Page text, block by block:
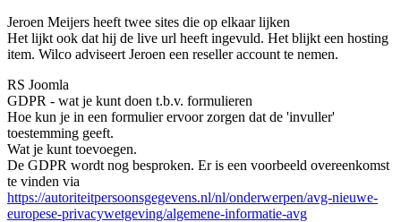
Jeroen Meijers heeft twee sites die op elkaar lijken
Het lijkt ook dat hij de live url heeft ingevuld. Het blijkt een hosting
item. Wilco adviseert Jeroen een reseller account te nemen.
RS Joomla
GDPR - wat je kunt doen t.b.v. formulieren
Hoe kun je in een formulier ervoor zorgen dat de 'invuller'
toestemming geeft.
Wat je kunt toevoegen.
De GDPR wordt nog besproken. Er is een voorbeeld overeenkomst
te vinden via
https://autoriteitpersoonsgegevens.nl/nl/onderwerpen/avg-nieuwe-
europese-privacywetgeving/algemene-informatie-avg